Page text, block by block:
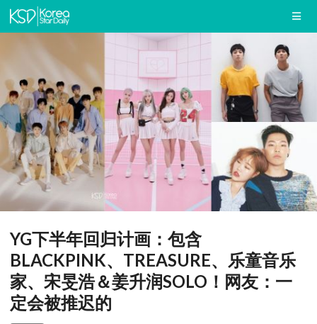
YG下半年回归计画：包含
BLACKPINK、TREASURE、乐童音乐
家、宋旻浩＆姜升润SOLO！网友：一
定会被推迟的